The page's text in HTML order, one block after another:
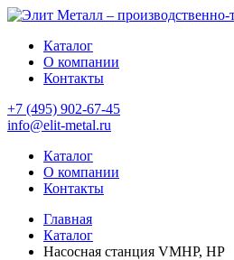
Каталог
О компании
Контакты
+7 (495) 902-67-45
info@elit-metal.ru
Каталог
О компании
Контакты
Главная
Каталог
Насосная станция VMHP, HP